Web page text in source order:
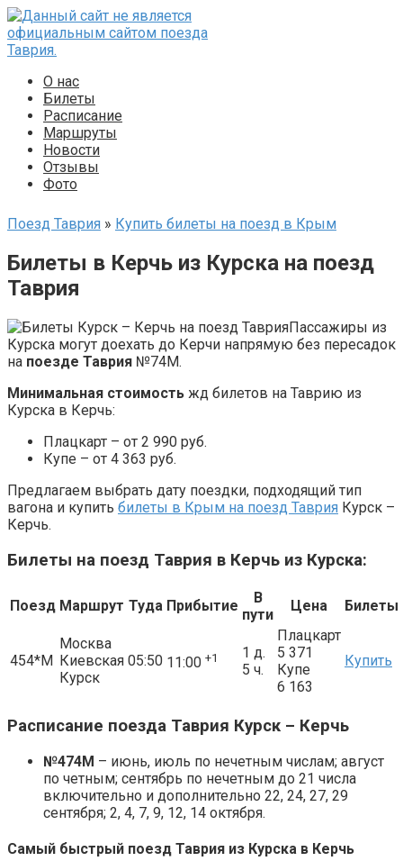
Перейти
к
контенту
О нас
Билеты
Расписание
Маршруты
Новости
Отзывы
Фото
Поезд Таврия » Купить билеты на поезд в Крым
Билеты в Керчь из Курска на поезд
Таврия
Пассажиры из
Курска могут доехать до Керчи напрямую без пересадок
на поезде Таврия №74М.
Минимальная стоимость жд билетов на Таврию из
Курска в Керчь:
Плацкарт – от 2 990 руб.
Купе – от 4 363 руб.
Предлагаем выбрать дату поездки, подходящий тип
вагона и купить билеты в Крым на поезд Таврия Курск –
Керчь.
Билеты на поезд Таврия в Керчь из Курска:
Поезд Маршрут Туда Прибытие
В
пути
Цена Билеты
454*М
Москва
Киевская
Курск
05:50 11:00 +1
1 д.
5 ч.
Плацкарт
5 371
Купе
6 163
Купить
Расписание поезда Таврия Курск – Керчь
№474М – июнь, июль по нечетным числам; август
по четным; сентябрь по нечетным до 21 числа
включительно и дополнительно 22, 24, 27, 29
сентября; 2, 4, 7, 9, 12, 14 октября.
Самый быстрый поезд Таврия из Курска в Керчь